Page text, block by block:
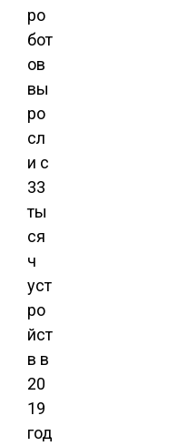
ро
бот
ов
вы
ро
сл
и с
33
ты
ся
ч
уст
ро
йст
в в
20
19
год